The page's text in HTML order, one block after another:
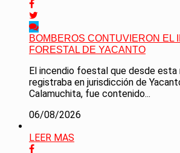
BOMBEROS CONTUVIERON EL
FORESTAL DE YACANTO
El incendio foestal que desde esta
registraba en jurisdicción de
Calamuchita, fue contenido...
06/08/2026
LEER MAS